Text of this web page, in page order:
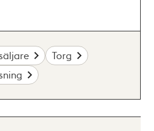
Torg